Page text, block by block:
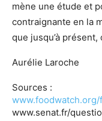
mène une étude et
contraignante en la
que jusqu’à présent,
Aurélie Laroche
Sources :
www.senat.fr/